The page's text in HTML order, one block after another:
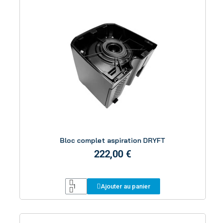
Bloc complet aspiration DRYFT
222,00 €
Ajouter au panier